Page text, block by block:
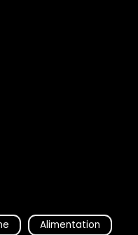
Alimentation